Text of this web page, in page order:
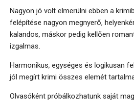
Nagyon jó volt elmerülni ebben a
felépítése nagyon megnyerő,
kalandos, máskor pedig kellően
izgalmas.
Harmonikus, egységes és logikusan
jól megírt krimi összes elemét
Olvasóként próbálkozhatunk saját